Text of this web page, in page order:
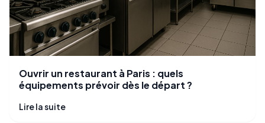
Ouvrir un restaurant à Paris : quels
équipements prévoir dès le départ ?
Lire la suite